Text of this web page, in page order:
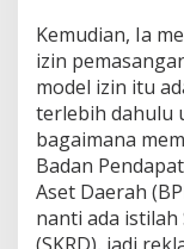
Kemudian, Ia
izin
model izin itu
terlebih dahulu
bagaimana
Badan
Aset Daerah
nanti ada